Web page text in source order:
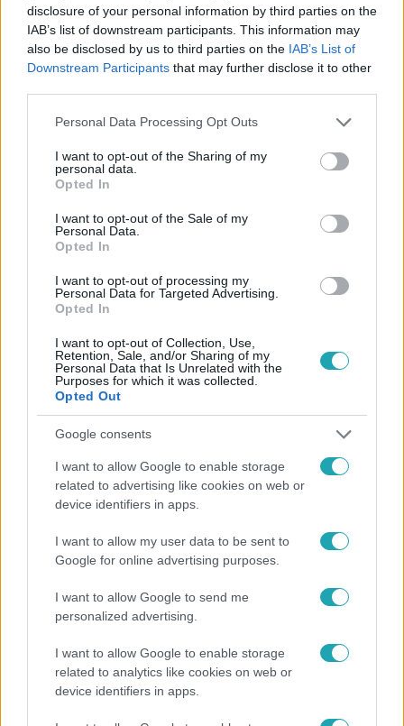
disclosure of your personal information by third parties on the
IAB’s list of downstream participants. This information may
also be disclosed by us to third parties on the IAB’s List of
Downstream Participants that may further disclose it to other
Please note that this website/app uses one or more Google
not limited to your visit or usage behaviour. You may click to
grant or deny consent to Google and its third-party tags to
use your data for below specified purposes in below Google
consent section.
Personal Data Processing Opt Outs
I want to opt-out of the Sharing of my
personal data.
Opted In
I want to opt-out of the Sale of my
Personal Data.
Opted In
I want to opt-out of processing my
Personal Data for Targeted Advertising.
Opted In
I want to opt-out of Collection, Use,
Retention, Sale, and/or Sharing of my
Personal Data that Is Unrelated with the
Purposes for which it was collected.
Opted Out
Google consents
I want to allow Google to enable storage
related to advertising like cookies on web or
device identifiers in apps.
I want to allow my user data to be sent to
Google for online advertising purposes.
I want to allow Google to send me
personalized advertising.
I want to allow Google to enable storage
related to analytics like cookies on web or
device identifiers in apps.
Facebookon is!
Követem
FÓKUSZ
Népszerű
Rubint Réka: A mai napig nem jött vissza a 100%-
os tüdőkapacitásom